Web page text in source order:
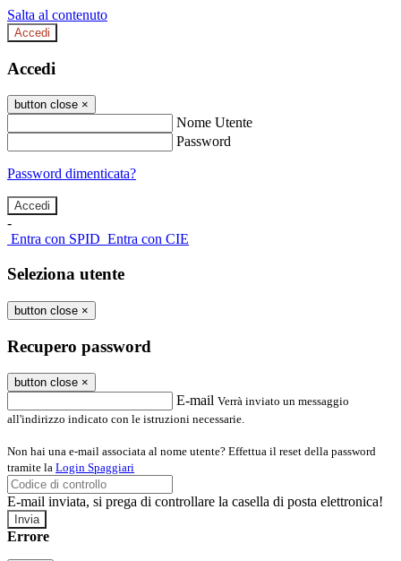
Salta al contenuto
Accedi
Accedi
button close ×
Nome Utente
Password
Password dimenticata?
-
Entra con SPID Entra con CIE
Seleziona utente
button close ×
Recupero password
button close ×
E-mail Verrà inviato un messaggio
all'indirizzo indicato con le istruzioni necessarie.
Non hai una e-mail associata al nome utente? Effettua il reset della password
tramite la Login Spaggiari
E-mail inviata, si prega di controllare la casella di posta elettronica!
Errore